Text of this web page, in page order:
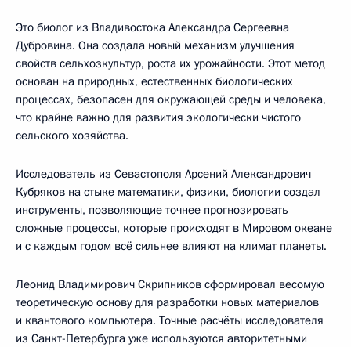
Это биолог из Владивостока Александра Сергеевна
Дубровина. Она создала новый механизм улучшения
свойств сельхозкультур, роста их урожайности. Этот метод
основан на природных, естественных биологических
процессах, безопасен для окружающей среды и человека,
что крайне важно для развития экологически чистого
сельского хозяйства.
Исследователь из Севастополя Арсений Александрович
Кубряков на стыке математики, физики, биологии создал
инструменты, позволяющие точнее прогнозировать
сложные процессы, которые происходят в Мировом океане
и с каждым годом всё сильнее влияют на климат планеты.
Леонид Владимирович Скрипников сформировал весомую
теоретическую основу для разработки новых материалов
и квантового компьютера. Точные расчёты исследователя
из Санкт-Петербурга уже используются авторитетными